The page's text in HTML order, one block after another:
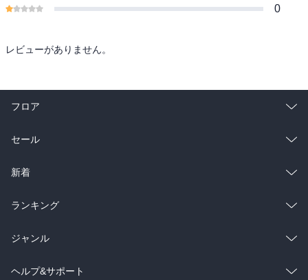
0
レビューがありません。
フロア
総合
ラノベ
雑誌・グラビア
BL・TL
セール
総合
ラノベ
雑誌・グラビア
BL・TL
新着
総合
ラノベ
雑誌・グラビア
ランキング
総合
ラノベ
ジャンル
コミック
ヘルプ&サポート